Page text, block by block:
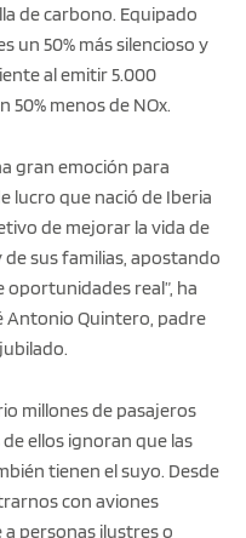
de carbono. Equipado
un 50% más silencioso y
al emitir 5.000
50% menos de NOx.
gran emoción para
lucro que nació de Iberia
de mejorar la vida de
sus familias, apostando
oportunidades real”, ha
Antonio Quintero, padre
millones de pasajeros
ellos ignoran que las
tienen el suyo. Desde
con aviones
personas ilustres o